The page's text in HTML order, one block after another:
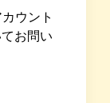
ウント
お問い